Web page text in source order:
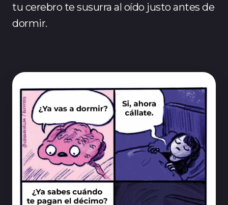
tu cerebro te susurra al oído justo antes de
dormir.